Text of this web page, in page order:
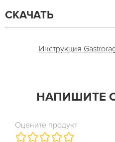
СКАЧАТЬ
Инструкция
НАПИШИТЕ
Оцените продукт